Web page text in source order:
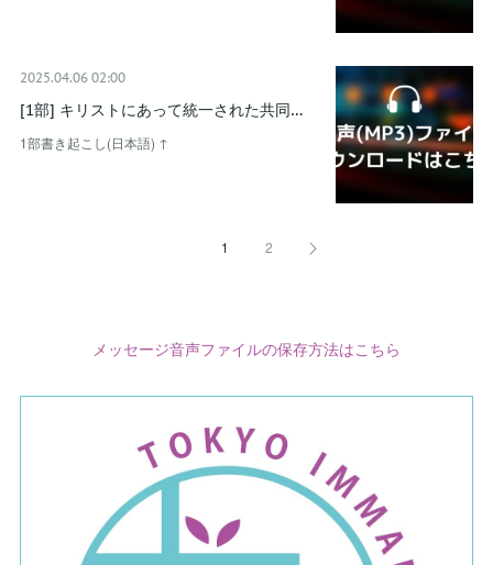
2025.04.06 02:00
[1部] キリストにあって統一された共同…
1部書き起こし(日本語) ↑
1 2
メッセージ音声ファイルの保存方法はこちら